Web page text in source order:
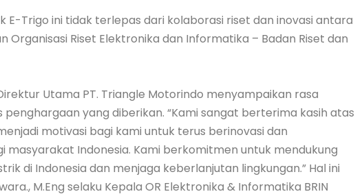
E-Trigo ini tidak terlepas dari kolaborasi riset dan inovasi antara
Organisasi Riset Elektronika dan Informatika – Badan Riset dan
Utama PT. Triangle Motorindo menyampaikan rasa
yang diberikan. “Kami sangat berterima kasih atas
motivasi bagi kami untuk terus berinovasi dan
Indonesia. Kami berkomitmen untuk mendukung
di Indonesia dan menjaga keberlanjutan lingkungan.” Hal ini
M.Eng selaku Kepala OR Elektronika & Informatika BRIN